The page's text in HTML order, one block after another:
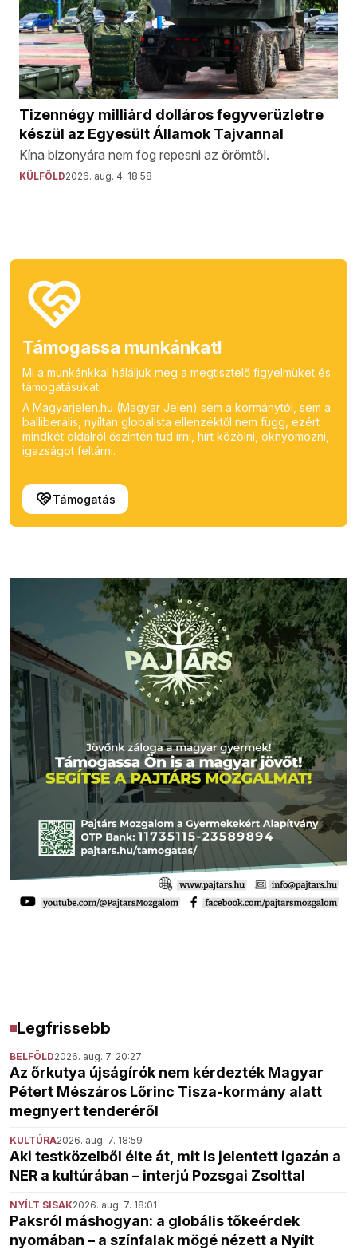
Tizennégy milliárd dolláros fegyverüzletre
készül az Egyesült Államok Tajvannal
Kína bizonyára nem fog repesni az örömtől.
KÜLFÖLD2026. aug. 4. 18:58
Támogassa munkánkat!
Mi a munkánkkal háláljuk meg a megtisztelő figyelmüket és
támogatásukat.
A Magyarjelen.hu (Magyar Jelen) sem a kormánytól, sem a
balliberális, nyíltan globalista ellenzéktől nem függ, ezért
mindkét oldalról őszintén tud írni, hírt közölni, oknyomozni,
igazságot feltárni.
Támogatás
Legfrissebb
BELFÖLD2026. aug. 7. 20:27
Az őrkutya újságírók nem kérdezték Magyar
Pétert Mészáros Lőrinc Tisza-kormány alatt
megnyert tenderéről
KULTÚRA2026. aug. 7. 18:59
Aki testközelből élte át, mit is jelentett igazán a
NER a kultúrában – interjú Pozsgai Zsolttal
NYÍLT SISAK2026. aug. 7. 18:01
Paksról máshogyan: a globális tőkeérdek
nyomában – a színfalak mögé nézett a Nyílt